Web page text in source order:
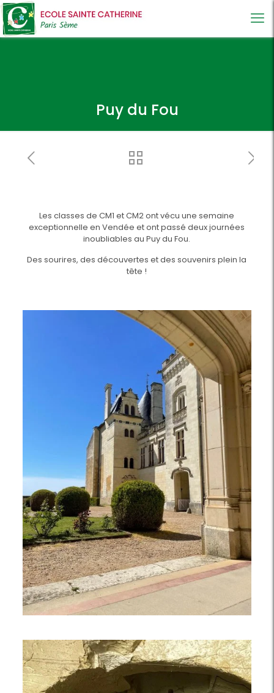
Puy du Fou
Les classes de CM1 et CM2 ont vécu une semaine
exceptionnelle en Vendée et ont passé deux journées
inoubliables au Puy du Fou.
Des sourires, des découvertes et des souvenirs plein la
tête !